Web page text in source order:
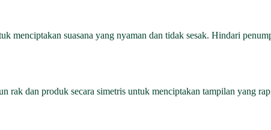
menciptakan suasana yang nyaman dan tidak sesak. Hindari
rak dan produk secara simetris untuk menciptakan tampilan yang